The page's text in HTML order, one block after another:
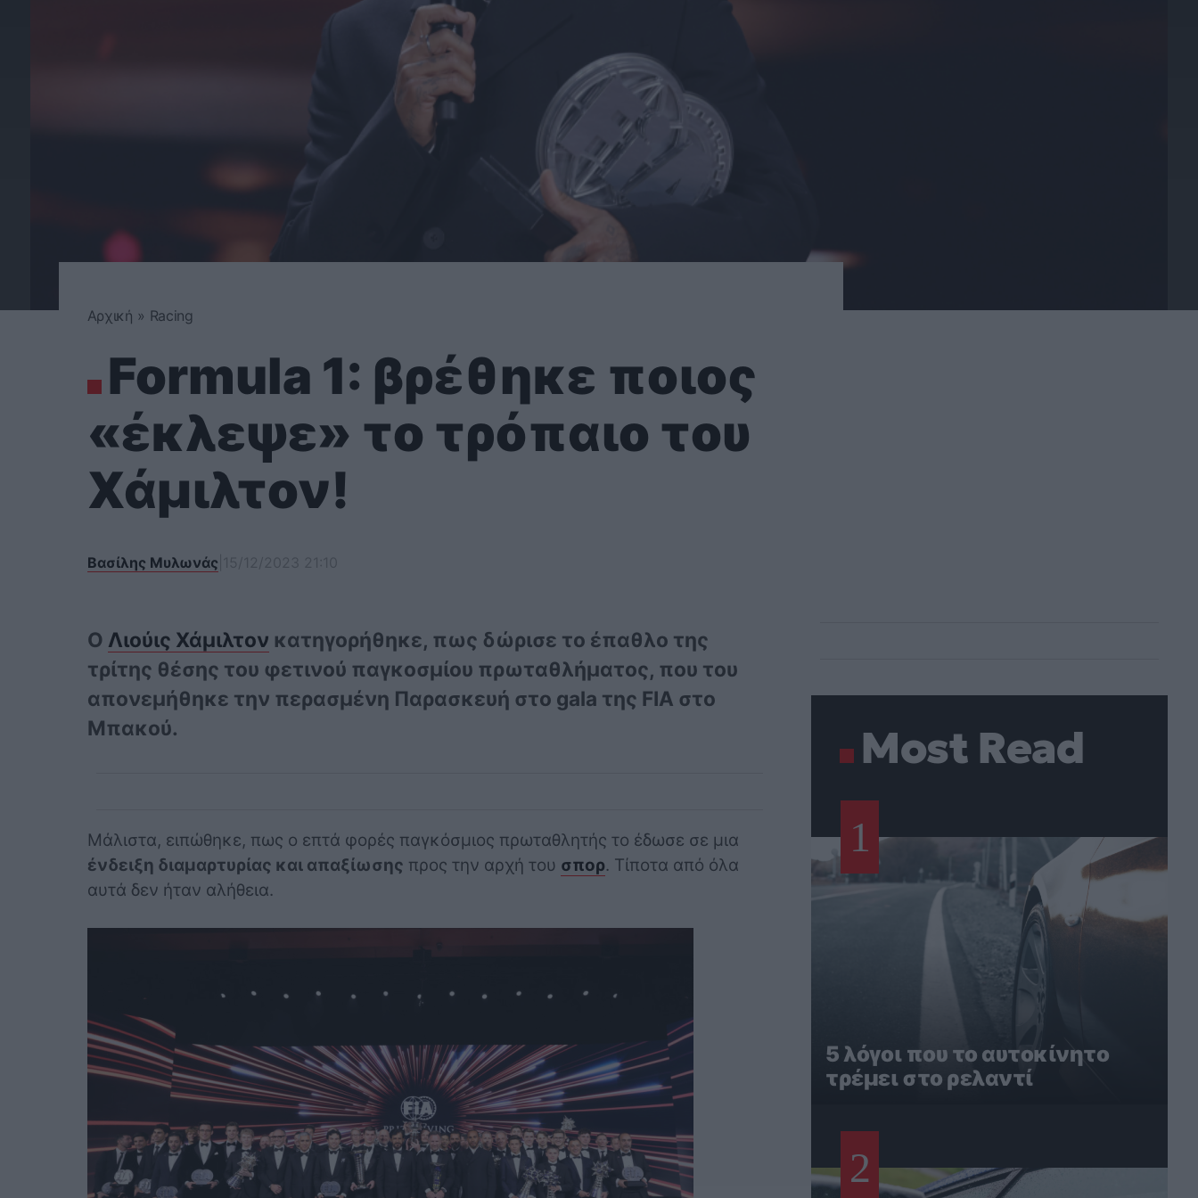
Αρχική » Racing
Formula 1: βρέθηκε ποιος
«έκλεψε» το τρόπαιο του
Χάμιλτον!
Βασίλης Μυλωνάς
Ο Λιούις Χάμιλτον κατηγορήθηκε, πως δώρισε το έπαθλο της
τρίτης θέσης του φετινού παγκοσμίου πρωταθλήματος, που του
απονεμήθηκε την περασμένη Παρασκευή στο gala της FIA στο
Μπακού.
Μάλιστα, ειπώθηκε, πως ο επτά φορές παγκόσμιος πρωταθλητής το έδωσε σε μια
ένδειξη διαμαρτυρίας και απαξίωσης προς την αρχή του σπορ. Τίποτα από όλα
αυτά δεν ήταν αλήθεια.
Most Read
1
5 λόγοι που το αυτοκίνητο
τρέμει στο ρελαντί
2